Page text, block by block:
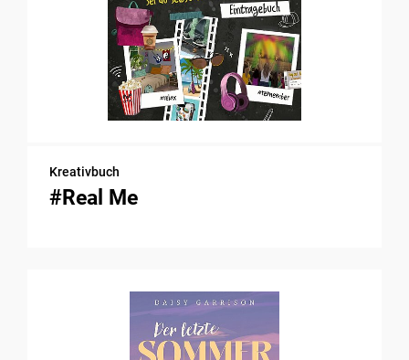
Kreativbuch
#Real Me